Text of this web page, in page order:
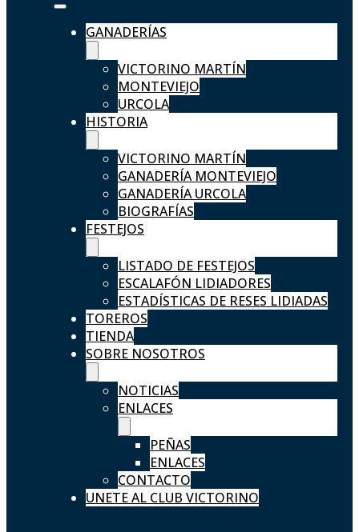
GANADERÍAS
VICTORINO MARTÍN
MONTEVIEJO
URCOLA
HISTORIA
VICTORINO MARTÍN
GANADERÍA MONTEVIEJO
GANADERÍA URCOLA
BIOGRAFÍAS
FESTEJOS
LISTADO DE FESTEJOS
ESCALAFÓN LIDIADORES
ESTADÍSTICAS DE RESES LIDIADAS
TOREROS
TIENDA
SOBRE NOSOTROS
NOTICIAS
ENLACES
PEÑAS
ENLACES
CONTACTO
UNETE AL CLUB VICTORINO